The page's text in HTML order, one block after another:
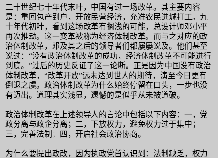
二十世纪七十年代末叶，中国有过一场改革。其主要内容
是：重回包产到户，开放民营经济，允准农民进城打工。九
十年代初叶，看到这场改革有搁浅的可能，总设计师邓小平
再次推动。这一变革被称为经济体制改革。而与之对应的政
治体制改革，邓及其之后的领导者们都屡屡说及。他们甚至
说过：“没有政治体制改革的成功，经济体制改革不可能进行
到底。”过后的历史反证了这一论断。正是因为中国没有政治
体制改革，“改革开放”远未达到世人的期待，演至今日更有
倒退之虞。政治体制改革为什么始终停留在口头，一步也没
有迈出。道理其实浅显，遗憾的是似乎从未被道破。
政治体制改革在上述领导人的言论中包括以下内容：一，党
政分离与政企分离；二，下放权力，避免权力过于集中；
三，完善法制；四，开启社会政治协商。
为什么要提出政改，因为执政党首认识到：法制缺乏，权力